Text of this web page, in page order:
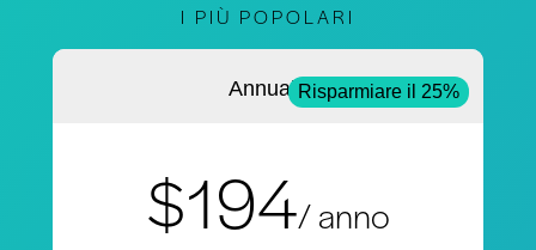
I PIÙ POPOLARI
AnnualeRisparmiare il 25%
$194/ anno